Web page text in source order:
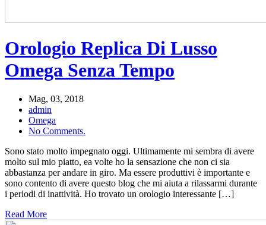
Orologio Replica Di Lusso
Omega Senza Tempo
Mag, 03, 2018
admin
Omega
No Comments.
Sono stato molto impegnato oggi. Ultimamente mi sembra di avere
molto sul mio piatto, ea volte ho la sensazione che non ci sia
abbastanza per andare in giro. Ma essere produttivi è importante e
sono contento di avere questo blog che mi aiuta a rilassarmi durante
i periodi di inattività. Ho trovato un orologio interessante […]
Read More